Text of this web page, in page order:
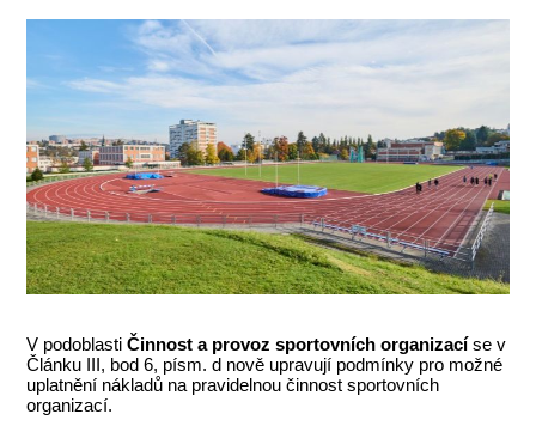
V podoblastiČinnost a provoz sportovních organizacíse v
Článku III, bod 6, písm. d nově upravují podmínky pro možné
uplatnění nákladů na pravidelnou činnost sportovních
organizací.